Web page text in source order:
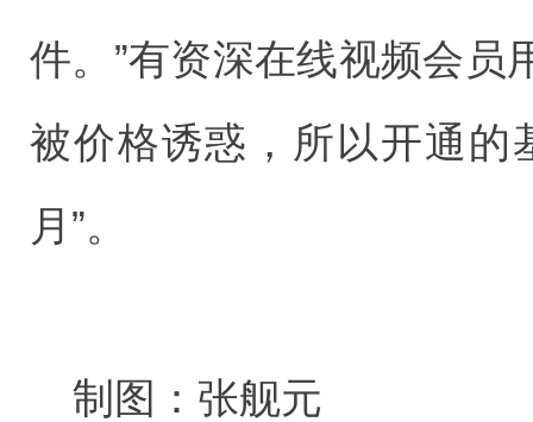
件。”有资深在线视频会员
被价格诱惑，所以开通的
月”。
制图：张舰元